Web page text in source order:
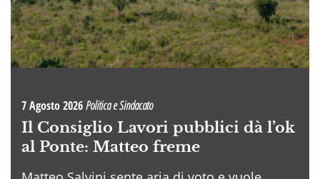
7 Agosto 2026Politica e Sindacato
Il Consiglio Lavori pubblici dà l’ok
al Ponte: Matteo freme